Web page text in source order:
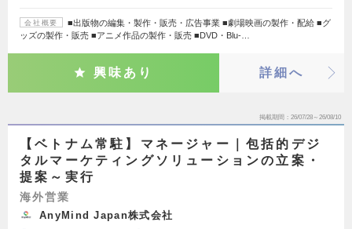
会社概要
■出版物の編集・製作・販売・広告事業 ■劇場映画の製作・配給 ■グ
ッズの製作・販売 ■アニメ作品の製作・販売 ■DVD・Blu-…
興味あり 詳細へ
掲載期間 26/07/28～26/08/10
【ベトナム常駐】マネージャー｜包括的デジ
タルマーケティングソリューションの立案・
提案～実行
海外営業
AnyMind Japan株式会社